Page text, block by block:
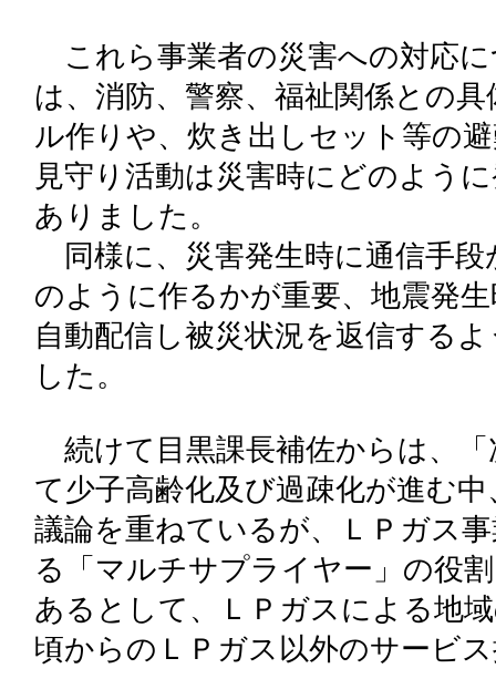
これら事業者の災害への対応
は、消防、警察、福祉関係との
ル作りや、炊き出しセット等の
見守り活動は災害時にどのよう
ありました。
同様に、災害発生時に通信手
のように作るかが重要、地震発
自動配信し被災状況を返信する
した。
続けて目黒課長補佐からは、
て少子高齢化及び過疎化が進む
議論を重ねているが、ＬＰガス
る「マルチサプライヤー」の役
あるとして、ＬＰガスによる地
頃からのＬＰガス以外のサービ